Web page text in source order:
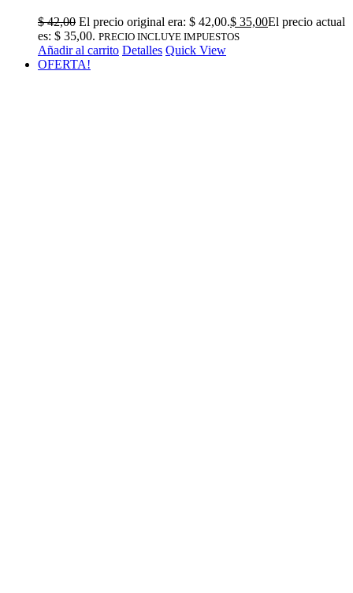
$42,00 El precio original era: $ 42,00.$ 35,00El precio actual
es: $ 35,00. PRECIO INCLUYE IMPUESTOS
Añadir al carrito Detalles Quick View
OFERTA!